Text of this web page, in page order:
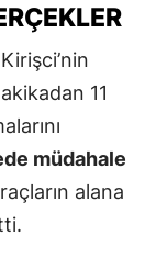
11
müdahale
alana